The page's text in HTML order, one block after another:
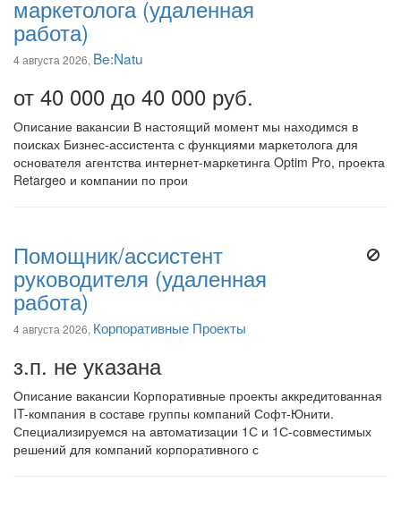
маркетолога (удаленная
работа)
4 августа 2026, Be:Natu
от 40 000 до 40 000 руб.
Описание вакансии В настоящий момент мы находимся в
поисках Бизнес-ассистента с функциями маркетолога для
основателя агентства интернет-маркетинга Optim Pro, проекта
Retargeo и компании по прои
Помощник/ассистент
руководителя (удаленная
работа)
4 августа 2026, Корпоративные Проекты
з.п. не указана
Описание вакансии Корпоративные проекты аккредитованная
IT-компания в составе группы компаний Софт-Юнити.
Специализируемся на автоматизации 1С и 1С-совместимых
решений для компаний корпоративного с